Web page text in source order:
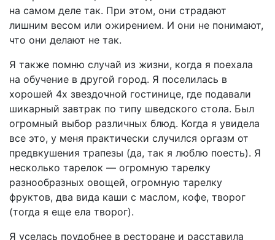
на самом деле так. При этом, они страдают
лишним весом или ожирением. И они не понимают,
что они делают не так.
Я также помню случай из жизни, когда я поехала
на обучение в другой город. Я поселилась в
хорошей 4х звездочной гостинице, где подавали
шикарный завтрак по типу шведского стола. Был
огромный выбор различных блюд. Когда я увидела
все это, у меня практически случился оргазм от
предвкушения трапезы (да, так я люблю поесть). Я
несколько тарелок — огромную тарелку
разнообразных овощей, огромную тарелку
фруктов, два вида каши с маслом, кофе, творог
(тогда я еще ела творог).
Я уселась поудобнее в ресторане и расставила